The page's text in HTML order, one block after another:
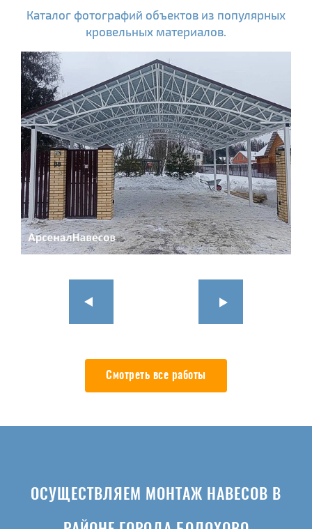
Каталог фотографий объектов из популярных
кровельных материалов.
Смотреть все работы
ОСУЩЕСТВЛЯЕМ МОНТАЖ НАВЕСОВ В